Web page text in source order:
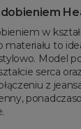
w
materiału to
Model
serca
z